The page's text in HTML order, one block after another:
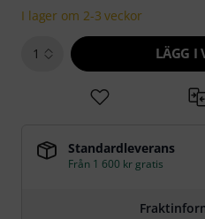
I lager om 2-3 veckor
1 LÄGG I
Standardleverans
Från 1 600 kr gratis